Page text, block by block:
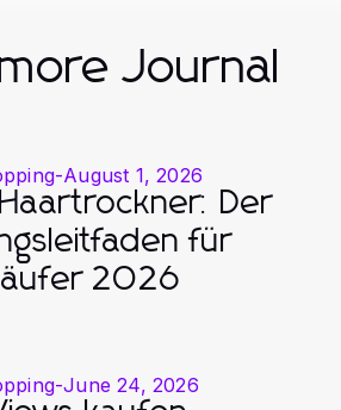
Journal
-August 1, 2026
Der
für
2026
-June 24, 2026